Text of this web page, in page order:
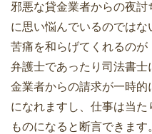
邪悪な貸金業者からの夜
に思い悩んでいるのでは
苦痛を和らげてくれるのが
弁護士であったり司法書
金業者からの請求が一時
になれますし、仕事は当
ものになると断言できます